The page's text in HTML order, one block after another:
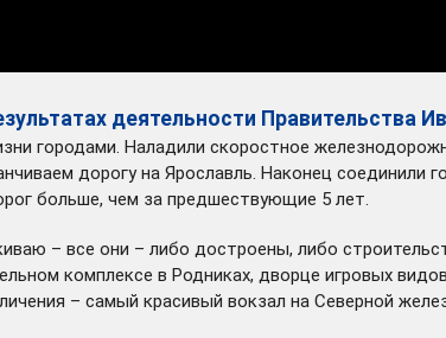
деятельности Правительства
городами. Наладили скоростное
дорогу на Ярославль. Наконец соединили
больше, чем за предшествующие 5 лет.
– все они – либо достроены, либо
комплексе в Родниках, дворце игровых
– самый красивый вокзал на Северной